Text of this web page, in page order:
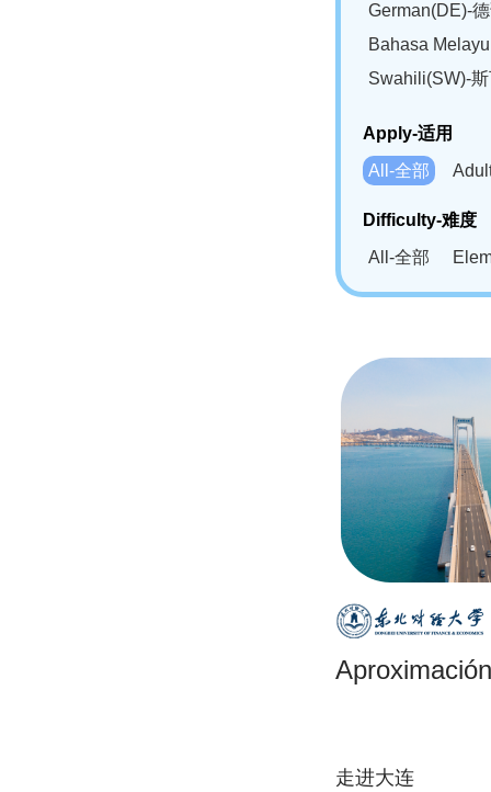
German(DE)-
Bahasa
Swahili(SW)-
Apply-适用
All-全部
Difficulty-难度
All-全部
走进大连